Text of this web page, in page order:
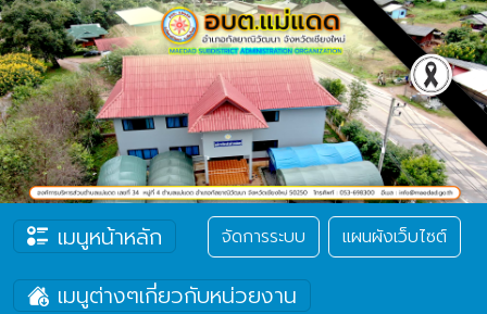
เมนูหน้าหลัก จัดการระบบ แผนผังเว็บไซต์
เมนูต่างๆเกี่ยวกับหน่วยงาน